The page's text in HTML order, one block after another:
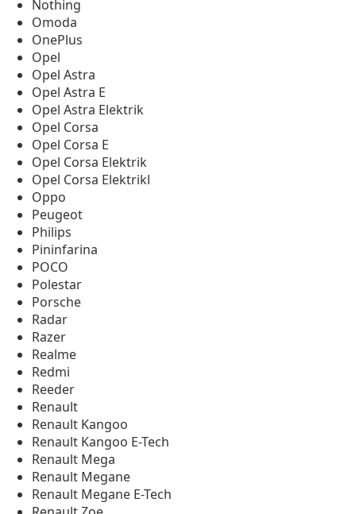
Nothing
Omoda
OnePlus
Opel
Opel Astra
Opel Astra E
Opel Astra Elektrik
Opel Corsa
Opel Corsa E
Opel Corsa Elektrik
Opel Corsa Elektrikl
Oppo
Peugeot
Philips
Pininfarina
POCO
Polestar
Porsche
Radar
Razer
Realme
Redmi
Reeder
Renault
Renault Kangoo
Renault Kangoo E-Tech
Renault Mega
Renault Megane
Renault Megane E-Tech